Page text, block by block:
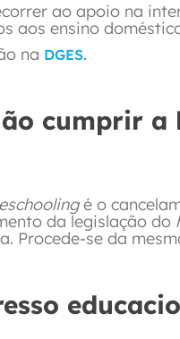
ao apoio na
aos ensino
na DGES.
cumprir a
é o
da legislação do
Procede-se da